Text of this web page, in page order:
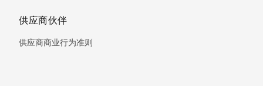
供应商伙伴
供应商商业行为准则